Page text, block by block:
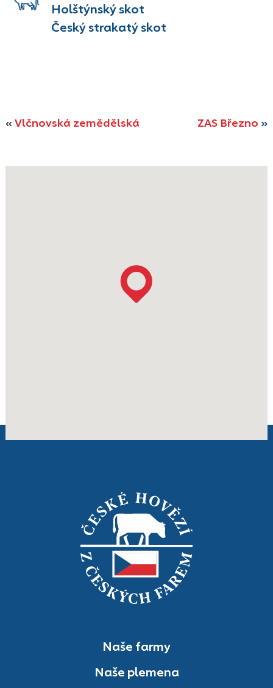
Holštýnský skot
Český strakatý skot
« Vlčnovská zemědělská ZAS Březno »
Naše farmy
Naše plemena